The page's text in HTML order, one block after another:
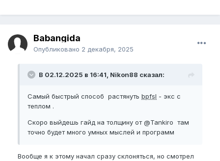
Babangida
Опубликовано 2 декабря, 2025
В 02.12.2025 в 16:41, Nikon88 сказал:
Самый быстрый способ растянуть bpfsl - экс с
теплом .
Скоро выйдешь гайд на толщину от@Tankiro там
точно будет много умных мыслей и программ
Вообще я к этому начал сразу склоняться, но смотрел